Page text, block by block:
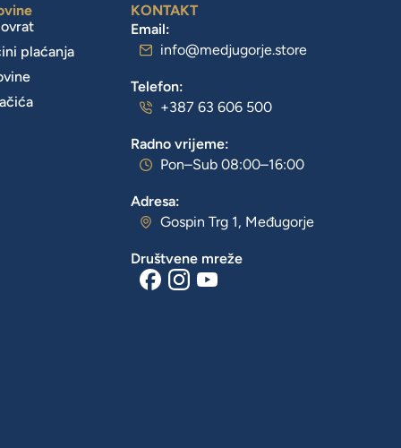
plaćanja
KONTAKT
Email:
info@medjugorje.store
Telefon:
+387 63 606 500
Radno vrijeme:
Pon–Sub 08:00–16:00
Adresa:
Gospin Trg 1, Međugorje
Društvene mreže